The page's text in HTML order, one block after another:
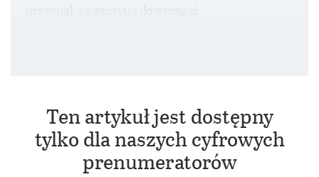
Ten artykuł jest dostępny
tylko dla naszych cyfrowych
prenumeratorów